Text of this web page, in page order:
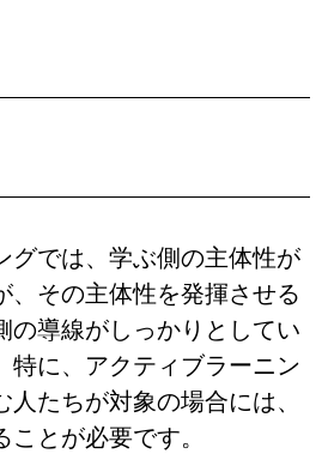
グでは、学ぶ側の主体性が
、その主体性を発揮させる
の導線がしっかりとしてい
特に、アクティブラーニン
たちが対象の場合には、
とが必要です。